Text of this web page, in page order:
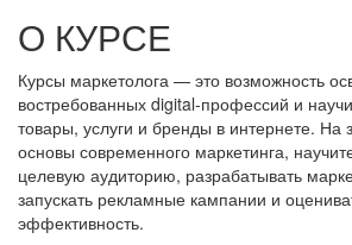
О КУРСЕ
Курсы маркетолога — это возможность
востребованных digital-профессий и
товары, услуги и бренды в интернете. На
основы современного маркетинга,
целевую аудиторию, разрабатывать
запускать рекламные кампании и
эффективность.